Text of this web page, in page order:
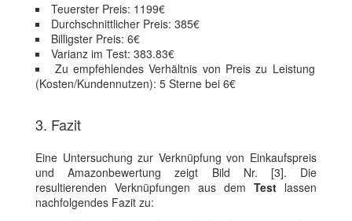
Teuerster Preis: 1199€
Durchschnittlicher Preis: 385€
Billigster Preis: 6€
Varianz im Test: 383.83€
Zu empfehlendes Verhältnis von Preis zu Leistung
(Kosten/Kundennutzen): 5 Sterne bei 6€
3. Fazit
Eine Untersuchung zur Verknüpfung von Einkaufspreis
und Amazonbewertung zeigt Bild Nr. [3]. Die
resultierenden Verknüpfungen aus dem Test lassen
nachfolgendes Fazit zu: